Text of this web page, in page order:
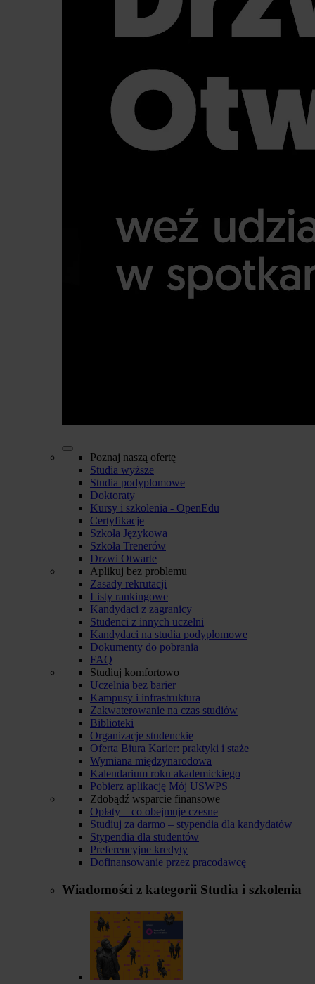
Poznaj naszą ofertę
Studia wyższe
Studia podyplomowe
Doktoraty
Kursy i szkolenia - OpenEdu
Certyfikacje
Szkoła Językowa
Szkoła Trenerów
Drzwi Otwarte
Aplikuj bez problemu
Zasady rekrutacji
Listy rankingowe
Kandydaci z zagranicy
Studenci z innych uczelni
Kandydaci na studia podyplomowe
Dokumenty do pobrania
FAQ
Studiuj komfortowo
Uczelnia bez barier
Kampusy i infrastruktura
Zakwaterowanie na czas studiów
Biblioteki
Organizacje studenckie
Oferta Biura Karier: praktyki i staże
Wymiana międzynarodowa
Kalendarium roku akademickiego
Pobierz aplikację Mój USWPS
Zdobądź wsparcie finansowe
Opłaty – co obejmuje czesne
Studiuj za darmo – stypendia dla kandydatów
Stypendia dla studentów
Preferencyjne kredyty
Dofinansowanie przez pracodawcę
Wiadomości z kategorii Studia i szkolenia